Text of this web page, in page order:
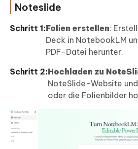
Noteslide
Schritt 1:Folien erstellen:
Deck in NotebookLM
PDF-Datei herunter.
Schritt 2:Hochladen zu
NoteSlide-Website
oder die Folienbilder